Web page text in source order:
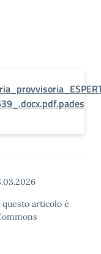
articolo è